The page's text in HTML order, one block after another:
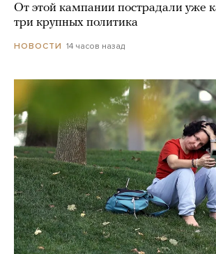
От этой кампании пострадали уже
три крупных политика
НОВОСТИ 14 часов назад